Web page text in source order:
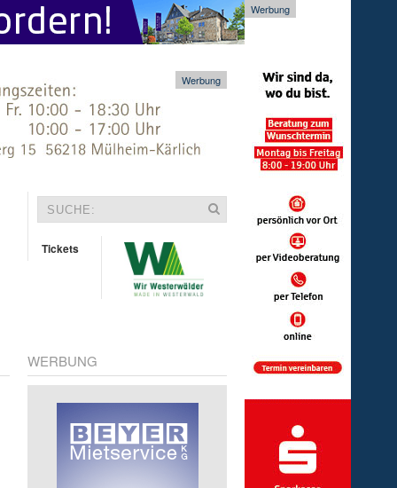
Werbung
Werbung
Tickets
WERBUNG